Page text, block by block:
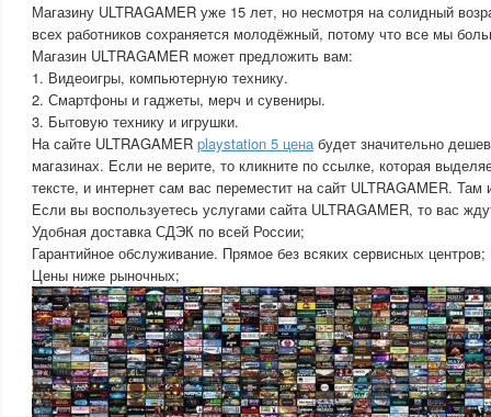
Магазину ULTRAGAMER уже 15 лет, но несмотря на солидный
всех работников сохраняется молодёжный, потому что все мы
Магазин ULTRAGAMER может предложить вам:
1. Видеоигры, компьютерную технику.
2. Смартфоны и гаджеты, мерч и сувениры.
3. Бытовую технику и игрушки.
На сайте ULTRAGAMER playstation 5 ценабудет значительно
магазинах. Если не верите, то кликните по ссылке, которая
тексте, и интернет сам вас переместит на сайт ULTRAGAMER. Там
Если вы воспользуетесь услугами сайта ULTRAGAMER, то вас
Удобная доставка СДЭК по всей России;
Гарантийное обслуживание. Прямое без всяких сервисных центров;
Цены ниже рыночных;